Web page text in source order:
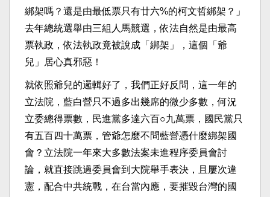
綁架嗎？還是由最低票只有廿六%的柯文哲綁架？」
去年總統選舉由三組人馬競選，依法自然是由最高
票執政，依法執政竟被說成「綁架」，這個「爺
兒」居心真邪惡！
就依照爺兒的邏輯好了，我們正好反問，這一年的
立法院，藍白營只不過多出幾席的微少多數，何況
立委總得票數，民進黨多達六百○九萬票，國民黨只
有五百四十萬票，管爺怎麼不問藍營憑什麼綁架國
會？立法院一年來大多數法案未進程序委員會討
論，就直接跳過委員會到大院舉手表決，且屢次違
憲，配合中共統戰，在台當內應，要摧毀台灣的國